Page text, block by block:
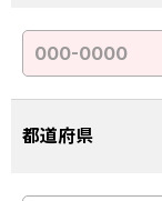
都道府県